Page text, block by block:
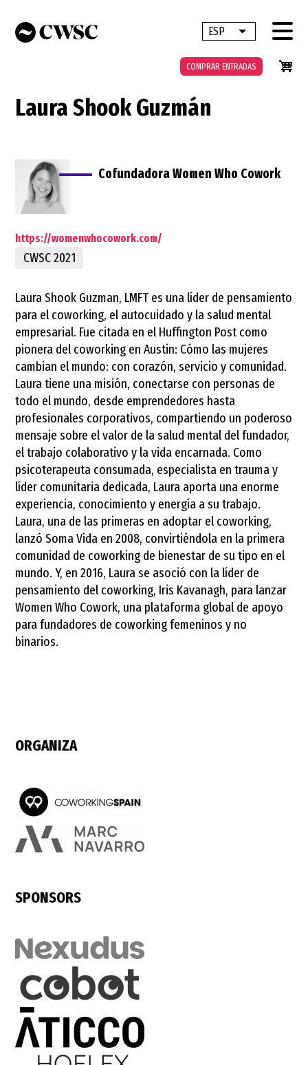
contenido
ESP Lista adicional
COMPRAR ENTRADAS
Laura Shook Guzmán
Cofundadora Women Who Cowork
https://womenwhocowork.com/
CWSC 2021
Laura Shook Guzman, LMFT es una líder de pensamiento
para el coworking, el autocuidado y la salud mental
empresarial. Fue citada en el Huffington Post como
pionera del coworking en Austin: Cómo las mujeres
cambian el mundo: con corazón, servicio y comunidad.
Laura tiene una misión, conectarse con personas de
todo el mundo, desde emprendedores hasta
profesionales corporativos, compartiendo un poderoso
mensaje sobre el valor de la salud mental del fundador,
el trabajo colaborativo y la vida encarnada. Como
psicoterapeuta consumada, especialista en trauma y
líder comunitaria dedicada, Laura aporta una enorme
experiencia, conocimiento y energía a su trabajo.
Laura, una de las primeras en adoptar el coworking,
lanzó Soma Vida en 2008, convirtiéndola en la primera
comunidad de coworking de bienestar de su tipo en el
mundo. Y, en 2016, Laura se asoció con la líder de
pensamiento del coworking, Iris Kavanagh, para lanzar
Women Who Cowork, una plataforma global de apoyo
para fundadores de coworking femeninos y no
binarios.
ORGANIZA
SPONSORS